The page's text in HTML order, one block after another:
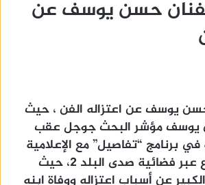
حسن يوسف عن
يوسف عن اعتزاله الفن ، حيث
يوسف مؤشر البحث جوجل عقب
برنامج “تفاصيل” مع الإعلامية
نهال طايل والمذاع عبر فضائية صدى البلد 2، حيث